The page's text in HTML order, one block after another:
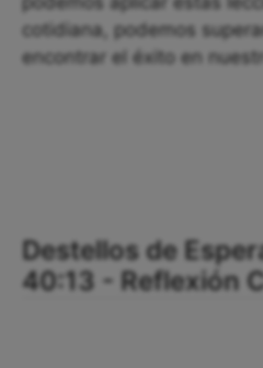
cotidiana, podemos
encontrar el éxito en
Destellos de
40:13 - Reflexión